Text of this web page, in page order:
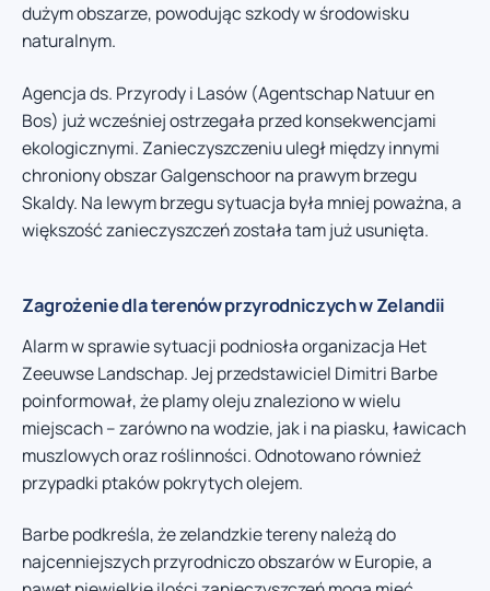
dużym obszarze, powodując szkody w środowisku
naturalnym.
Agencja ds. Przyrody i Lasów (Agentschap Natuur en
Bos) już wcześniej ostrzegała przed konsekwencjami
ekologicznymi. Zanieczyszczeniu uległ między innymi
chroniony obszar Galgenschoor na prawym brzegu
Skaldy. Na lewym brzegu sytuacja była mniej poważna, a
większość zanieczyszczeń została tam już usunięta.
Zagrożenie dla terenów przyrodniczych w Zelandii
Alarm w sprawie sytuacji podniosła organizacja Het
Zeeuwse Landschap. Jej przedstawiciel Dimitri Barbe
poinformował, że plamy oleju znaleziono w wielu
miejscach – zarówno na wodzie, jak i na piasku, ławicach
muszlowych oraz roślinności. Odnotowano również
przypadki ptaków pokrytych olejem.
Barbe podkreśla, że zelandzkie tereny należą do
najcenniejszych przyrodniczo obszarów w Europie, a